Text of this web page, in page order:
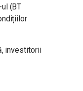
(BT
investitorii